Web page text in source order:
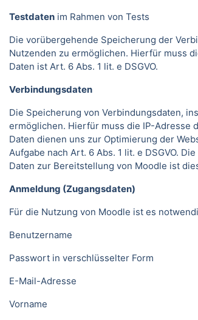
Testdaten im Rahmen von Tests
Die vorübergehende Speicherung der
Nutzenden zu ermöglichen. Hierfür muss
Daten ist Art. 6 Abs. 1 lit. e DSGVO.
Verbindungsdaten
Die Speicherung von Verbindungsdaten,
ermöglichen. Hierfür muss die IP-Adresse
Daten dienen uns zur Optimierung der
Aufgabe nach Art. 6 Abs. 1 lit. e DSGVO.
Daten zur Bereitstellung von Moodle ist
Anmeldung (Zugangsdaten)
Für die Nutzung von Moodle ist es
Benutzername
Passwort in verschlüsselter Form
E-Mail-Adresse
Vorname